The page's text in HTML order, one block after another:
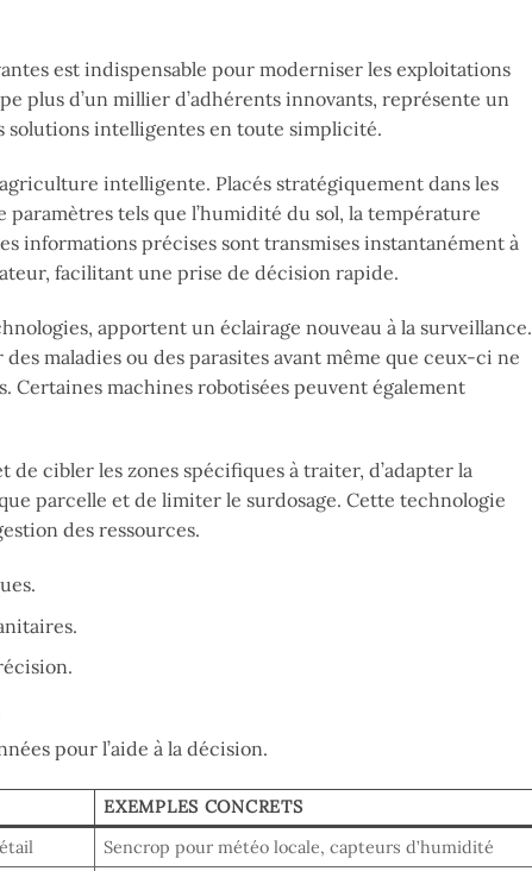
est indispensable pour moderniser les exploitations
plus d’un millier d’adhérents innovants, représente un
solutions intelligentes en toute simplicité.
intelligente. Placés stratégiquement dans les
tels que l’humidité du sol, la température
informations précises sont transmises instantanément à
facilitant une prise de décision rapide.
apportent un éclairage nouveau à la surveillance.
maladies ou des parasites avant même que ceux-ci ne
Certaines machines robotisées peuvent également
cibler les zones spécifiques à traiter, d’adapter la
parcelle et de limiter le surdosage. Cette technologie
des ressources.
pour l’aide à la décision.
EXEMPLES CONCRETS
Sencrop pour météo locale, capteurs d’humidité